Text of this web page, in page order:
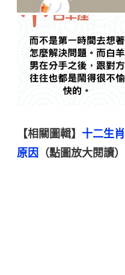
【相關圖輯】 十二生
原因
（點圖放大閱讀）